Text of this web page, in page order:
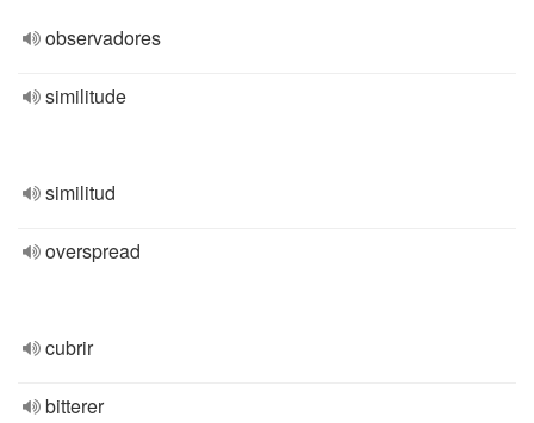
observadores
similitude
similitud
overspread
cubrir
bitterer